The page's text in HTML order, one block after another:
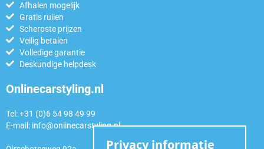
Afhalen mogelijk
Gratis ruilen
Scherpste prijzen
Veilig betalen
Volledige garantie
Deskundige helpdesk
Onlinecarstyling.nl
Tel: +31 (0)6 54 98 49 99
E-mail: info@onlinecarstyling.nl
Privacy informatie